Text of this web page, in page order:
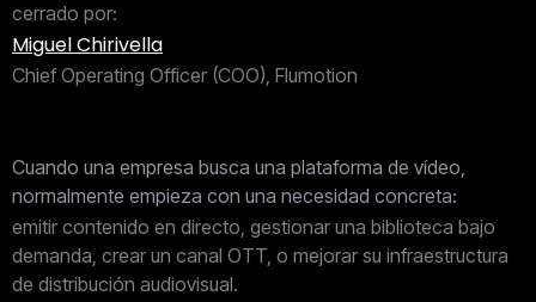
cerrado por:
Miguel Chirivella
Chief Operating Officer (COO), Flumotion
Cuando una empresa busca una plataforma de vídeo,
normalmente empieza con una necesidad concreta:
emitir contenido en directo, gestionar una biblioteca bajo
demanda, crear un canal OTT, o mejorar su infraestructura
de distribución audiovisual.